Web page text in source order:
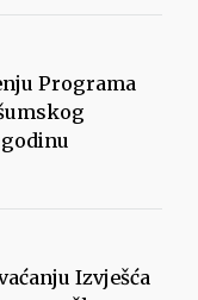
Programa
Izvješća